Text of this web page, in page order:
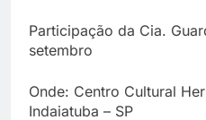
Participação da Cia.
setembro
Onde: Centro Cultural
Indaiatuba – SP